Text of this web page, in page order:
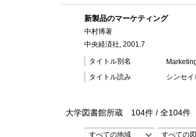
新製品のマーケティング
中村博著
中央経済社, 2001.7
タイトル別名
タイトル読み
シンセ
大学図書館所蔵 104件 / 全104件
すべての地域 すべての